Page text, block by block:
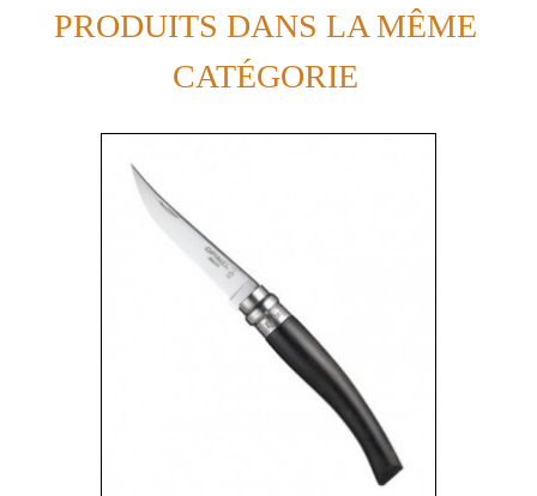
PRODUITS DANS LA MÊME
CATÉGORIE